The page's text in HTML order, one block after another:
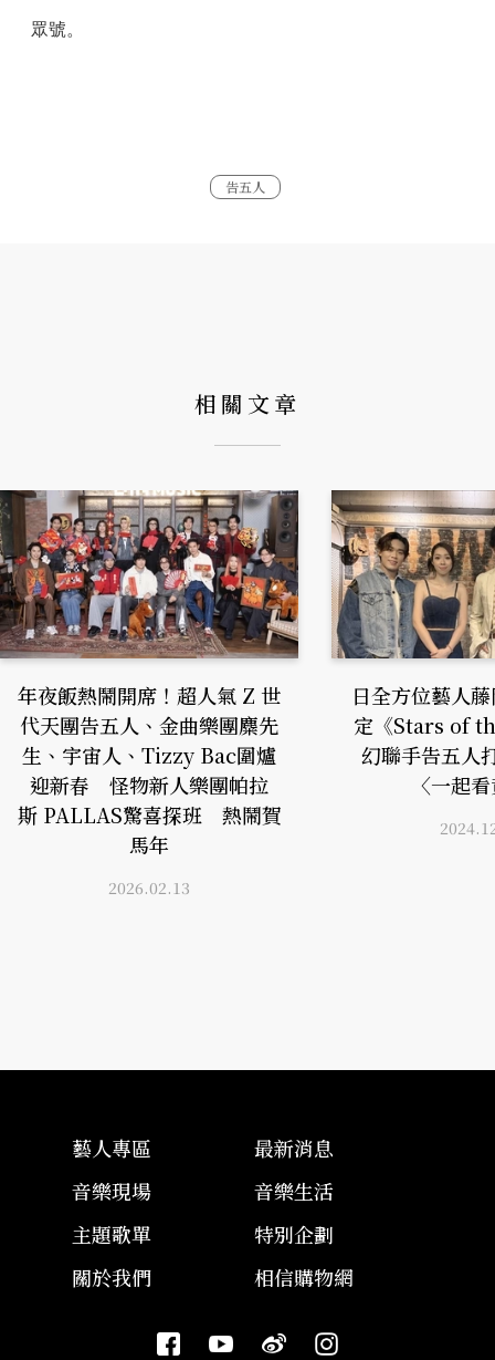
眾號。
告五人
相關文章
年夜飯熱鬧開席！超人氣 Z 世
代天團告五人、金曲樂團麋先
生、宇宙人、Tizzy Bac圍爐
迎新春 怪物新人樂團帕拉
斯 PALLAS驚喜探班 熱鬧賀
馬年
2026.02.13
日全方位藝人
定《Stars of
幻聯手告五人
〈一起
藝人專區
最新消息
音樂現場
音樂生活
主題歌單
特別企劃
關於我們
相信購物網